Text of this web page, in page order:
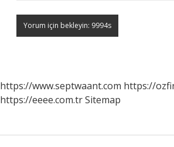
https://www.septwaant.com https://
https://eeee.com.trSitemap